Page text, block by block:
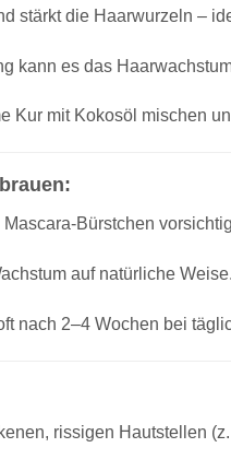
stärkt die Haarwurzeln –
kann es das
Kur mit Kokosöl mischen
Bürstchen
auf natürliche
nach 2–4 Wochen bei
rissigen Hautstellen